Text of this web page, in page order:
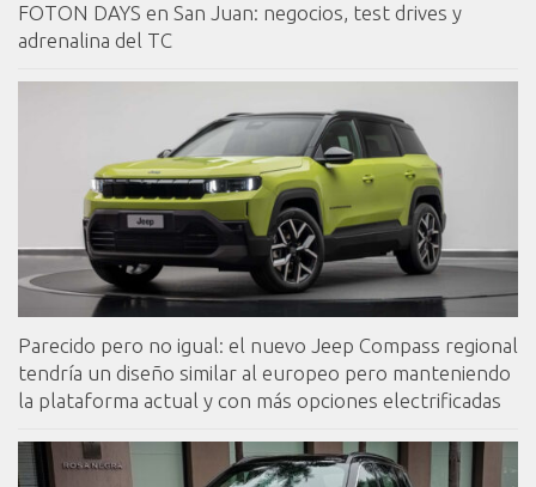
FOTON DAYS en San Juan: negocios, test drives y
adrenalina del TC
Parecido pero no igual: el nuevo Jeep Compass regional
tendría un diseño similar al europeo pero manteniendo
la plataforma actual y con más opciones electrificadas